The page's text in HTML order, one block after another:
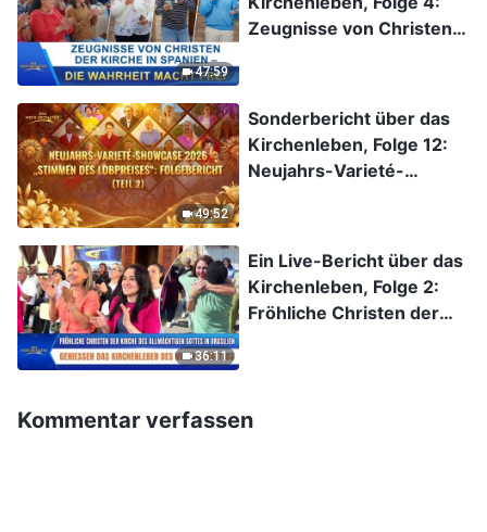
gereinigt werden
47:59
Zeugnisse von Christen
49:52
Sonderbericht über das
Kirchenleben, Folge 12:
Neujahrs-Varieté-
Lobpreises“: Folgebericht
(Teil 2)
36:11
Ein Live-Bericht über das
Kirchenleben, Folge 2:
Fröhliche Christen der
Kirchenleben des neuen
Kommentar verfassen